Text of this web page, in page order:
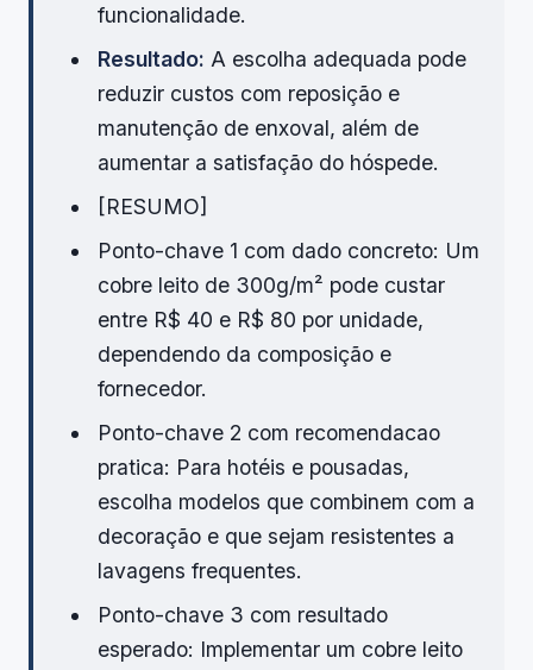
funcionalidade.
Resultado: A escolha adequada pode
reduzir custos com reposição e
manutenção de enxoval, além de
aumentar a satisfação do hóspede.
[RESUMO]
Ponto-chave 1 com dado concreto: Um
cobre leito de 300g/m² pode custar
entre R$ 40 e R$ 80 por unidade,
dependendo da composição e
fornecedor.
Ponto-chave 2 com recomendacao
pratica: Para hotéis e pousadas,
escolha modelos que combinem com a
decoração e que sejam resistentes a
lavagens frequentes.
Ponto-chave 3 com resultado
esperado: Implementar um cobre leito